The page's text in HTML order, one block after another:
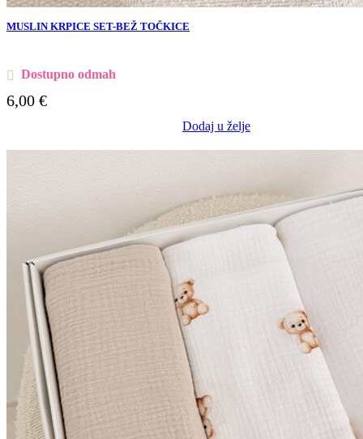
MUSLIN KRPICE SET-BEŽ TOČKICE
Dostupno odmah
6,00 €
Dodaj u želje